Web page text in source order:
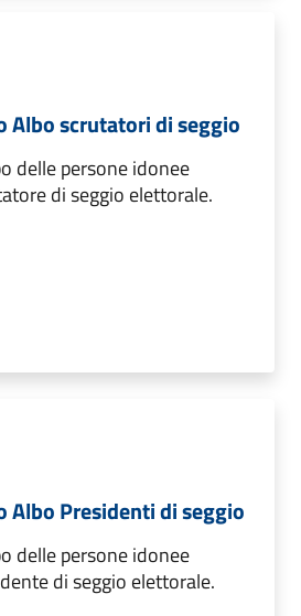
Albo scrutatori di seggio
delle persone idonee
di seggio elettorale.
Albo Presidenti di seggio
delle persone idonee
di seggio elettorale.